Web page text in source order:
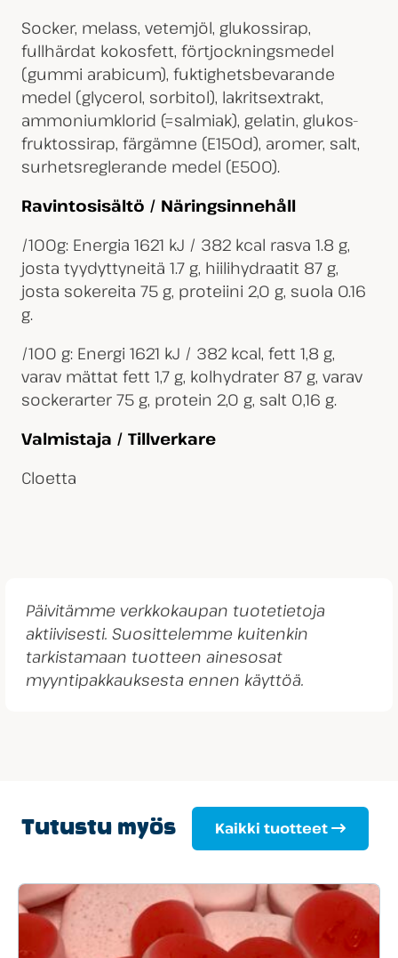
Socker, melass, vetemjöl, glukossirap,
fullhärdat kokosfett, förtjockningsmedel
(gummi arabicum), fuktighetsbevarande
medel (glycerol, sorbitol), lakritsextrakt,
ammoniumklorid (=salmiak), gelatin, glukos-
fruktossirap, färgämne (E150d), aromer, salt,
surhetsreglerande medel (E500).
Ravintosisältö / Näringsinnehåll
/100g: Energia 1621 kJ / 382 kcal rasva 1.8 g,
josta tyydyttyneitä 1.7 g, hiilihydraatit 87 g,
josta sokereita 75 g, proteiini 2,0 g, suola 0.16
g.
/100 g: Energi 1621 kJ / 382 kcal, fett 1,8 g,
varav mättat fett 1,7 g, kolhydrater 87 g, varav
sockerarter 75 g, protein 2,0 g, salt 0,16 g.
Valmistaja / Tillverkare
Cloetta
Päivitämme verkkokaupan tuotetietoja
aktiivisesti. Suosittelemme kuitenkin
tarkistamaan tuotteen ainesosat
myyntipakkauksesta ennen käyttöä.
Tutustu myös Kaikki tuotteet